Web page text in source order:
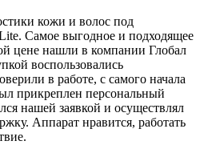
кожи и волос под
Самое выгодное и подходящее
цене нашли в компании Глобал
воспользовались
в работе, с самого начала
прикреплен персональный
нашей заявкой и осуществлял
Аппарат нравится, работать